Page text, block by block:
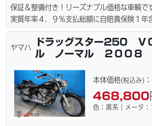
保証＆整備付き！リーズナブル価格な車輌で
実質年率４．９％支払総額に自賠責保険１年
どこでも１万円〜4.5万円にて配達致します
港止めになります）。☆盗難保険加入可能！
ド各種取り扱ってます。仕様変更からレスト
てます。当社ホームページにて詳細画像見れ
ヤマハ
ドラッグスター250 Ｖ
ル ノーマル ２００８
本体価格(税込み) ：
468,800
色：黒系｜メータ